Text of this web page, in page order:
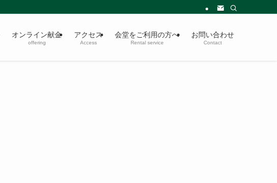
オンライン献金
offering
アクセス
Access
会堂をご利用の方へ
Rental service
お問い合わせ
Contact